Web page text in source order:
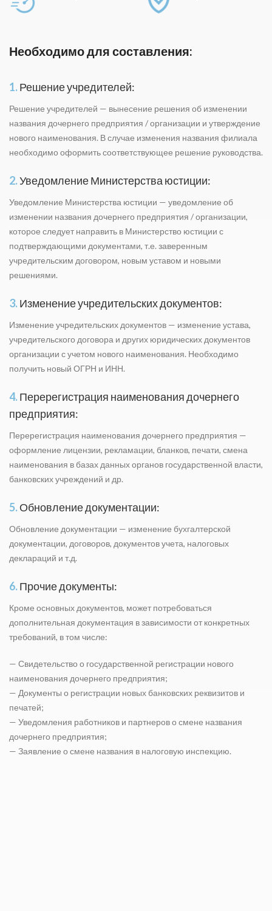
Необходимо для составления:
1.Решение учредителей:
Решение учредителей — вынесение решения об изменении
названия дочернего предприятия / организации и утверждение
нового наименования. В случае изменения названия филиала
необходимо оформить соответствующее решение руководства.
2.Уведомление Министерства юстиции:
Уведомление Министерства юстиции — уведомление об
изменении названия дочернего предприятия / организации,
которое следует направить в Министерство юстиции с
подтверждающими документами, т.е. заверенным
учредительским договором, новым уставом и новыми
решениями.
3.Изменение учредительских документов:
Изменение учредительских документов — изменение устава,
учредительского договора и других юридических документов
организации с учетом нового наименования. Необходимо
получить новый ОГРН и ИНН.
4.Перерегистрация наименования дочернего
предприятия:
Перерегистрация наименования дочернего предприятия —
оформление лицензии, рекламации, бланков, печати, смена
наименования в базах данных органов государственной власти,
банковских учреждений и др.
5.Обновление документации:
Обновление документации — изменение бухгалтерской
документации, договоров, документов учета, налоговых
деклараций и т.д.
6.Прочие документы:
Кроме основных документов, может потребоваться
дополнительная документация в зависимости от конкретных
требований, в том числе:
— Свидетельство о государственной регистрации нового
наименования дочернего предприятия;
— Документы о регистрации новых банковских реквизитов и
печатей;
— Уведомления работников и партнеров о смене названия
дочернего предприятия;
— Заявление о смене названия в налоговую инспекцию.